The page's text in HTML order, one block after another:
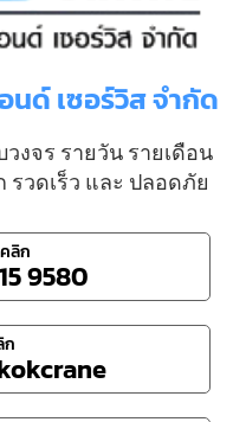
นด์ เซอร์วิส จำกัด
งจร รายวัน รายเดือน
วดเร็ว และ ปลอดภัย
ลิก
9580
ก